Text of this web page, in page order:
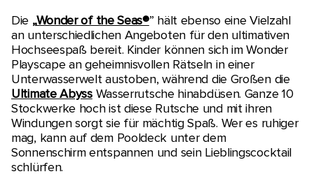
Die „Wonder of the Seas®” hält ebenso eine Vielzahl
an unterschiedlichen Angeboten für den ultimativen
Hochseespaß bereit. Kinder können sich im Wonder
Playscape an geheimnisvollen Rätseln in einer
Unterwasserwelt austoben, während die Großen die
Ultimate AbyssWasserrutsche hinabdüsen. Ganze 10
Stockwerke hoch ist diese Rutsche und mit ihren
Windungen sorgt sie für mächtig Spaß. Wer es ruhiger
mag, kann auf dem Pooldeck unter dem
Sonnenschirm entspannen und sein Lieblingscocktail
schlürfen.